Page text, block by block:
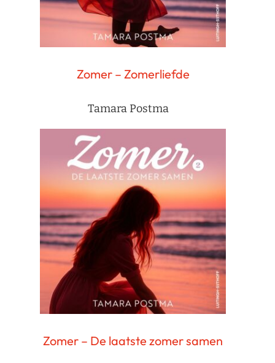
Zomer – Zomerliefde
Tamara Postma
Zomer – De laatste zomer samen